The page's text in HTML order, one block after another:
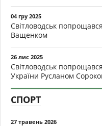
04 гру 2025
Світловодськ
Ващенком
26 лис 2025
Світловодськ
України Русланом
СПОРТ
27 травень 2026